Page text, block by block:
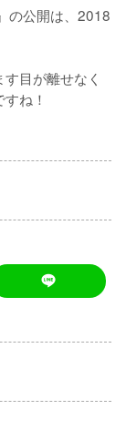
の公開は、2018
目が離せなく
ね！